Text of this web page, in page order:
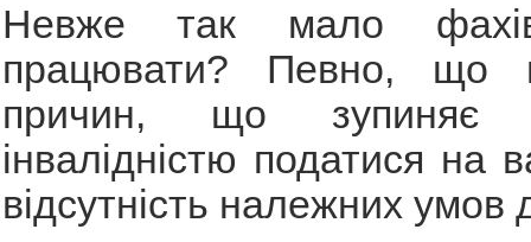
Невже так мало
працювати? Певно, що
причин, що
інвалідністю податися на
відсутність належних умов